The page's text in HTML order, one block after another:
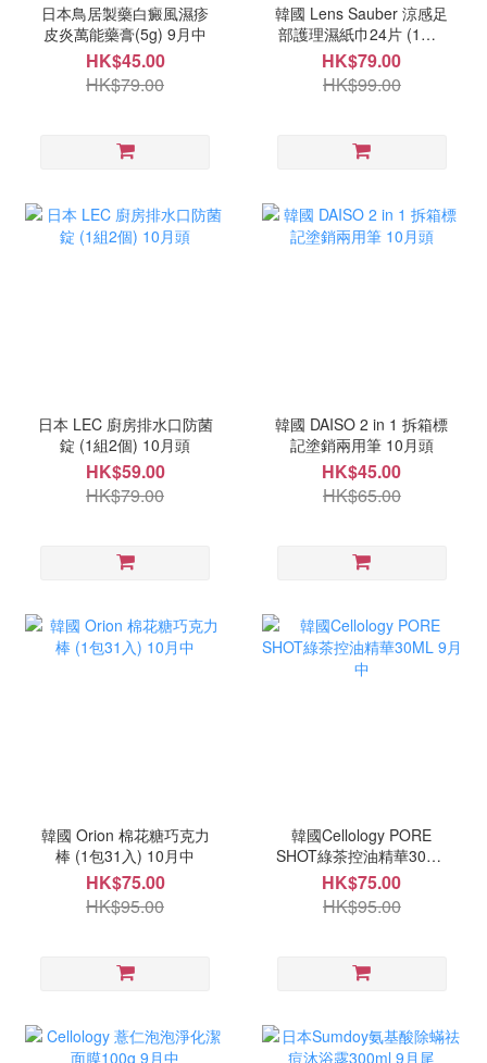
日本鳥居製藥白癜風濕疹
皮炎萬能藥膏(5g) 9月中
HK$45.00
HK$79.00
韓國 Lens Sauber 涼感足
部護理濕紙巾24片 (1套2
盒) 10月中
HK$79.00
HK$99.00
日本 LEC 廚房排水口防菌
錠 (1組2個) 10月頭
HK$59.00
HK$79.00
韓國 DAISO 2 in 1 拆箱標
記塗銷兩用筆 10月頭
HK$45.00
HK$65.00
韓國 Orion 棉花糖巧克力
棒 (1包31入) 10月中
HK$75.00
HK$95.00
韓國Cellology PORE
SHOT綠茶控油精華30ML
9月中
HK$75.00
HK$95.00